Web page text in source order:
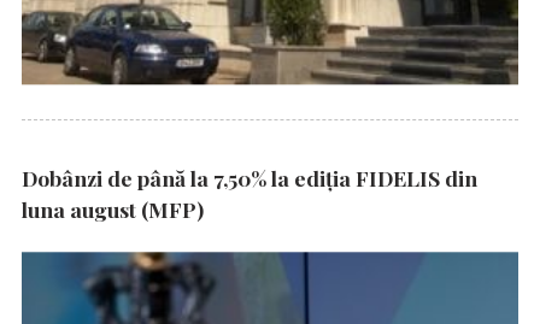
Dobânzi de până la 7,50% la ediția FIDELIS din
luna august (MFP)